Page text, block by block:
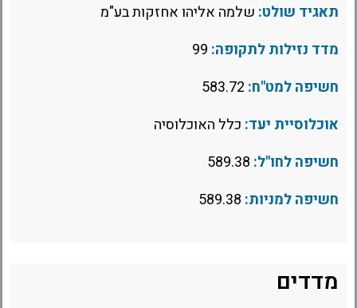
תאגיד שולט: שלמה אליהו אחזקות בע"מ
מדד נזילות לתקופה:
חשיפה למט"ח:
אוכלוסיית יעד: כלל האוכלוסיה
חשיפה לחו"ל:
חשיפה למניות:
מדדים